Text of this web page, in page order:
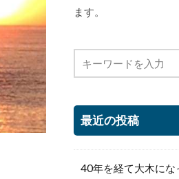
ます。
最近の投稿
40年を経て大木にな